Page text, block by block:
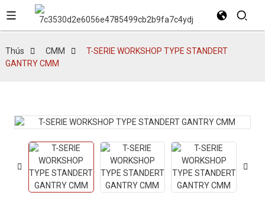
Thús CMM
T-SERIE WORKSHOP TYPE STANDERT
GANTRY CMM